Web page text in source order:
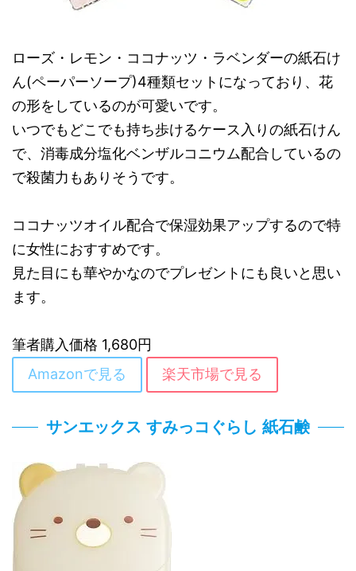
ローズ・レモン・ココナッツ・ラベンダーの紙石け
ん(ペーパーソープ)4種類セットになっており、花
の形をしているのが可愛いです。
いつでもどこでも持ち歩けるケース入りの紙石けん
で、消毒成分塩化ベンザルコニウム配合しているの
で殺菌力もありそうです。
ココナッツオイル配合で保湿効果アップするので特
に女性におすすめです。
見た目にも華やかなのでプレゼントにも良いと思い
ます。
筆者購入価格 1,680円
Amazonで見る
楽天市場で見る
サンエックス すみっコぐらし 紙石鹸